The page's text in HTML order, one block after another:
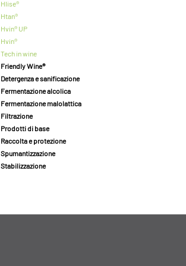
Hlise®
Htan®
Hvin® UP
Hvin®
Tech in wine
Friendly Wine®
Detergenza e sanificazione
Fermentazione alcolica
Fermentazione malolattica
Filtrazione
Prodotti di base
Raccolta e protezione
Spumantizzazione
Stabilizzazione